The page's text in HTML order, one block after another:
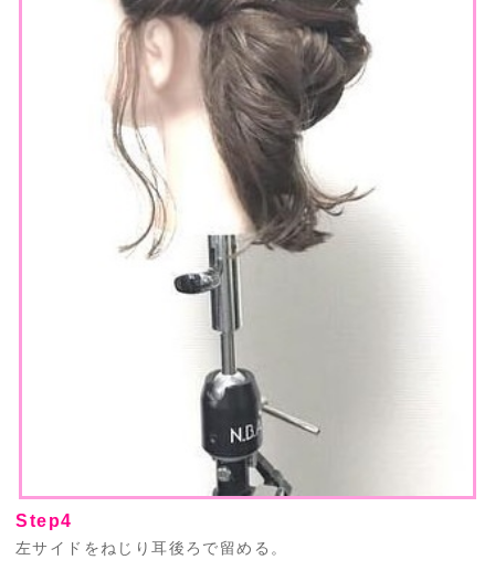
Step4
左サイドをねじり耳後ろで留める。